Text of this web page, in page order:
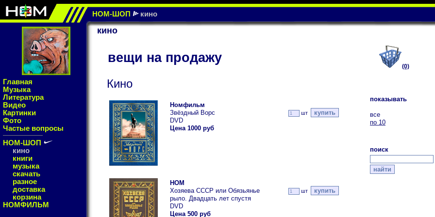
НОМ-ШОП кино
Главная
Музыка
Литература
Видео
Картинки
Фото
Частые вопросы
НОМ-ШОП
кино
книги
музыка
скачать
разное
доставка
корзина
НОМФИЛЬМ
кино
вещи на продажу
(0)
Кино
Номфильм
Звёздный Ворс
DVD
Цена 1000 руб
шт
НОМ
Хозяева СССР или Обязьянье
рыло. Двадцать лет спустя
DVD
Цена 500 руб
шт
показывать
все
по 10
поиск